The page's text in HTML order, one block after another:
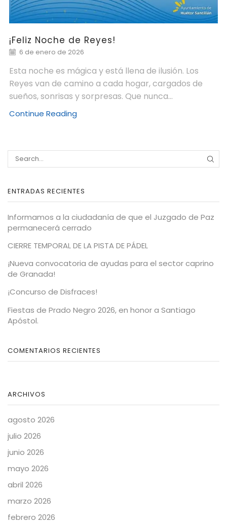
¡Feliz Noche de Reyes!
6 de enero de 2026
Esta noche es mágica y está llena de ilusión. Los
Reyes van de camino a cada hogar, cargados de
sueños, sonrisas y sorpresas. Que nunca...
Continue Reading
ENTRADAS RECIENTES
Informamos a la ciudadanía de que el Juzgado de Paz
permanecerá cerrado
CIERRE TEMPORAL DE LA PISTA DE PÁDEL
¡Nueva convocatoria de ayudas para el sector caprino
de Granada!
¡Concurso de Disfraces!
Fiestas de Prado Negro 2026, en honor a Santiago
Apóstol.
COMENTARIOS RECIENTES
ARCHIVOS
agosto 2026
julio 2026
junio 2026
mayo 2026
abril 2026
marzo 2026
febrero 2026